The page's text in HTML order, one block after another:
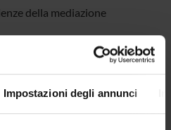
Impostazioni degli annunci
della mediazione
in Lingue e letterature